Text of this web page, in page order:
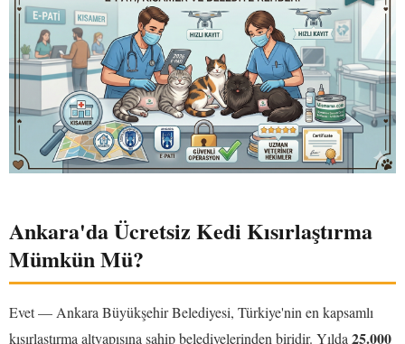
Ankara'da Ücretsiz Kedi Kısırlaştırma
Mümkün Mü?
Evet — Ankara Büyükşehir Belediyesi, Türkiye'nin en kapsamlı
kısırlaştırma altyapısına sahip belediyelerinden biridir. Yılda 25.000